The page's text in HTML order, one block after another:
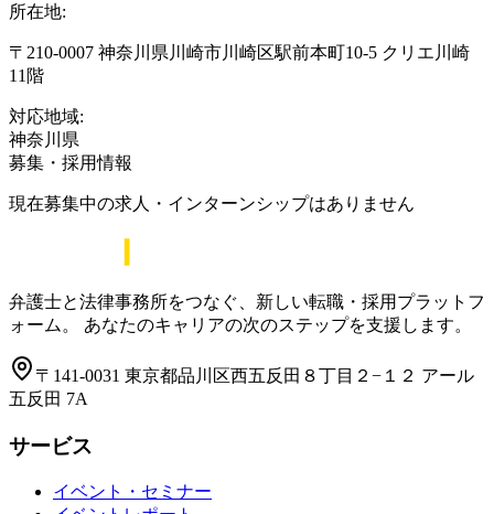
所在地:
〒210-0007 神奈川県川崎市川崎区駅前本町10-5 クリエ川崎
11階
対応地域:
神奈川県
募集・採用情報
現在募集中の求人・インターンシップはありません
弁護士と法律事務所をつなぐ、新しい転職・採用プラットフ
ォーム。 あなたのキャリアの次のステップを支援します。
〒141-0031 東京都品川区西五反田８丁目２−１２ アール
五反田 7A
サービス
イベント・セミナー